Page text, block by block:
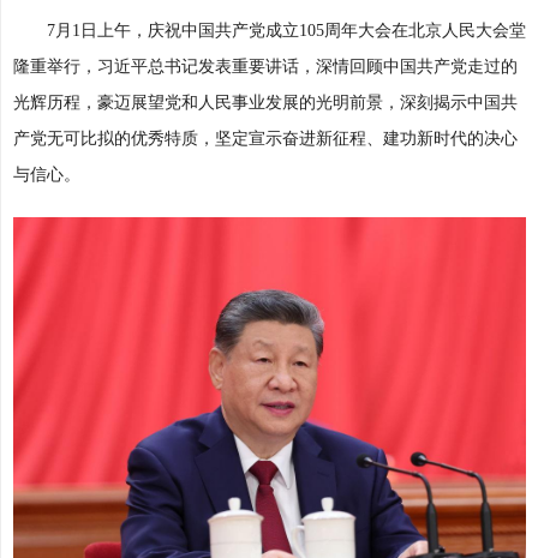
7月1日上午，庆祝中国共产党成立105周年大会在北京人民大会堂
隆重举行，习近平总书记发表重要讲话，深情回顾中国共产党走过的
光辉历程，豪迈展望党和人民事业发展的光明前景，深刻揭示中国共
产党无可比拟的优秀特质，坚定宣示奋进新征程、建功新时代的决心
与信心。